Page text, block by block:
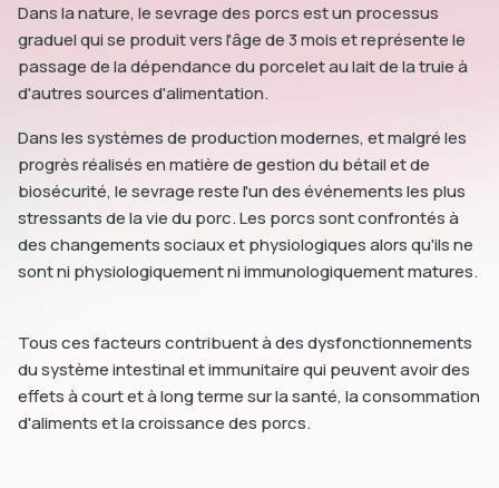
Dans la nature, le sevrage des porcs est un processus
graduel qui se produit vers l'âge de 3 mois et représente le
passage de la dépendance du porcelet au lait de la truie à
d'autres sources d'alimentation.
Dans les systèmes de production modernes, et malgré les
progrès réalisés en matière de gestion du bétail et de
biosécurité, le sevrage reste l'un des événements les plus
stressants de la vie du porc. Les porcs sont confrontés à
des changements sociaux et physiologiques alors qu'ils ne
sont ni physiologiquement ni immunologiquement matures.
Tous ces facteurs contribuent à des dysfonctionnements
du système intestinal et immunitaire qui peuvent avoir des
effets à court et à long terme sur la santé, la consommation
d'aliments et la croissance des porcs.